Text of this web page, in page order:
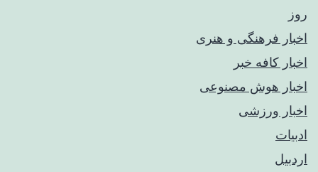
روز
اخبار فرهنگی و هنری
اخبار کافه خبر
اخبار هوش مصنوعی
اخبار ورزشی
ادبیات
اردبیل